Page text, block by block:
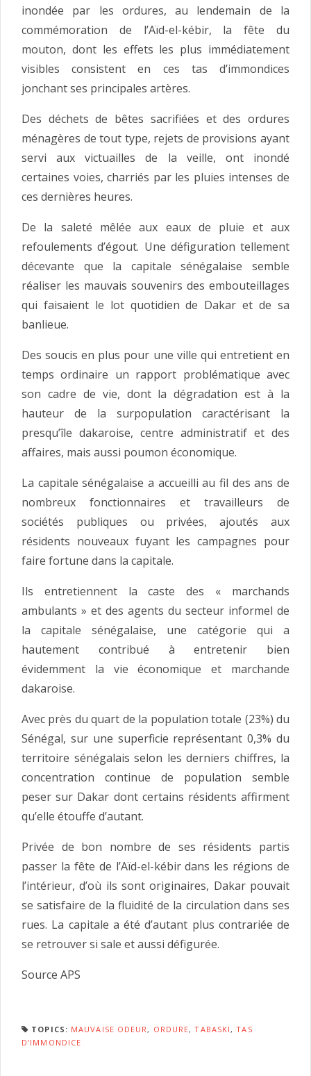
inondée par les ordures, au lendemain de la
commémoration de l’Aïd-el-kébir, la fête du
mouton, dont les effets les plus immédiatement
visibles consistent en ces tas d’immondices
jonchant ses principales artères.
Des déchets de bêtes sacrifiées et des ordures
ménagères de tout type, rejets de provisions ayant
servi aux victuailles de la veille, ont inondé
certaines voies, charriés par les pluies intenses de
ces dernières heures.
De la saleté mêlée aux eaux de pluie et aux
refoulements d’égout. Une défiguration tellement
décevante que la capitale sénégalaise semble
réaliser les mauvais souvenirs des embouteillages
qui faisaient le lot quotidien de Dakar et de sa
banlieue.
Des soucis en plus pour une ville qui entretient en
temps ordinaire un rapport problématique avec
son cadre de vie, dont la dégradation est à la
hauteur de la surpopulation caractérisant la
presqu’île dakaroise, centre administratif et des
affaires, mais aussi poumon économique.
La capitale sénégalaise a accueilli au fil des ans de
nombreux fonctionnaires et travailleurs de
sociétés publiques ou privées, ajoutés aux
résidents nouveaux fuyant les campagnes pour
faire fortune dans la capitale.
Ils entretiennent la caste des « marchands
ambulants » et des agents du secteur informel de
la capitale sénégalaise, une catégorie qui a
hautement contribué à entretenir bien
évidemment la vie économique et marchande
dakaroise.
Avec près du quart de la population totale (23%) du
Sénégal, sur une superficie représentant 0,3% du
territoire sénégalais selon les derniers chiffres, la
concentration continue de population semble
peser sur Dakar dont certains résidents affirment
qu’elle étouffe d’autant.
Privée de bon nombre de ses résidents partis
passer la fête de l’Aïd-el-kébir dans les régions de
l’intérieur, d’où ils sont originaires, Dakar pouvait
se satisfaire de la fluidité de la circulation dans ses
rues. La capitale a été d’autant plus contrariée de
se retrouver si sale et aussi défigurée.
Source APS
TOPICS: MAUVAISE ODEUR, ORDURE,TABASKI,TAS
D’IMMONDICE